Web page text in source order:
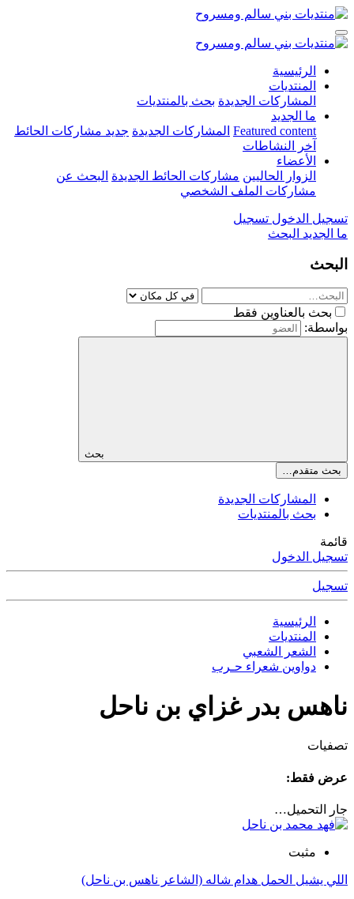
الرئيسية
المنتديات
المشاركات الجديدة بحث بالمنتديات
ما الجديد
Featured content المشاركات الجديدة جديد مشاركات الحائط
آخر النشاطات
الأعضاء
الزوار الحاليين مشاركات الحائط الجديدة البحث عن
مشاركات الملف الشخصي
تسجيل الدخول تسجيل
ما الجديد البحث
البحث
بحث بالعناوين فقط
بواسطة:
بحث
بحث متقدم…
المشاركات الجديدة
بحث بالمنتديات
قائمة
تسجيل الدخول
تسجيل
الرئيسية
المنتديات
الشعر الشعبي
دواوين شعراء حـرب
ناهس بدر غزاي بن ناحل
تصفيات
عرض فقط:
جار التحميل…
مثبت
اللي يشيل الحمل هدام شاله (الشاعر ناهس بن ناحل)